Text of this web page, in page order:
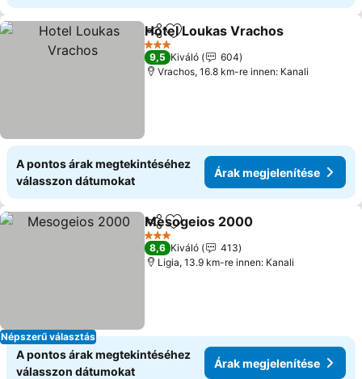
Megosztás
Hozzáadás a kedvencekhez
Hotel Loukas Vrachos
3 Kategória
9,5 Kiváló
604
Vrachos, 16.8 km-re innen: Kanali
A pontos árak megtekintéséhez
válasszon dátumokat
Árak megjelenítése
Népszerű választás
Megosztás
Hozzáadás a kedvencekhez
Mesogeios 2000
3 Kategória
8,6 Kiváló
413
Ligia, 13.9 km-re innen: Kanali
A pontos árak megtekintéséhez
válasszon dátumokat
Árak megjelenítése